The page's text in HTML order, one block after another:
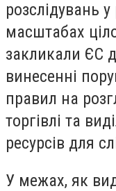
розслідувань
масштабах
закликали ЄС
винесенні
правил на
торгівлі та
ресурсів для
У межах, як